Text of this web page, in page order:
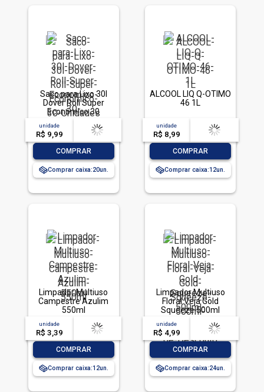
Saco para Lixo 30l
Dover Roll Super
Econômico 30
Unidades
unidade
R$ 9,99
acima de
-- --,--un.
COMPRAR
Comprar caixa:20
ALCOOL LIQ Q-OTIMO
46 1L
unidade
R$ 8,99
acima de
-- --,--un.
COMPRAR
Comprar caixa:12
Limpador Multiuso
Campestre Azulim
550ml
unidade
R$ 3,39
acima de
-- --,--un.
COMPRAR
Comprar caixa:12
Limpador Multiuso
Floral Veja Gold
Squeeze 500ml
Grátis 10% de
Desconto
unidade
R$ 4,99
acima de
-- --,--un.
COMPRAR
Comprar caixa:24